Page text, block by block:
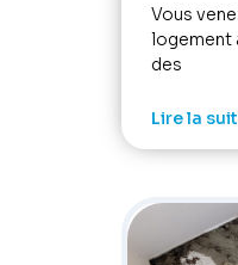
Vous
logement
des
Lire la